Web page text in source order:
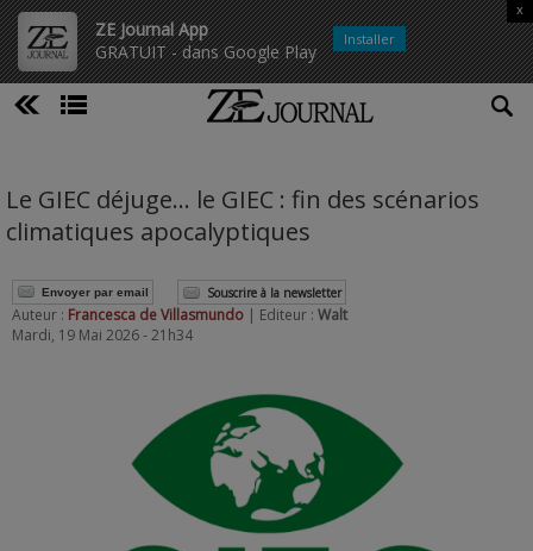
ZE Journal App
GRATUIT - dans Google Play
x
Installer
Le GIEC déjuge… le GIEC : fin des scénarios
climatiques apocalyptiques
Envoyer par email Souscrire à la newsletter
Auteur : Francesca de Villasmundo | Editeur : Walt
Mardi, 19 Mai 2026 - 21h34